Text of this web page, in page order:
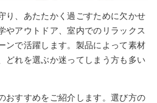
り、あたたかく過ごすために欠かせ
やアウトドア、室内でのリラックス
ンで活躍します。製品によって素材
どれを選ぶか迷ってしまう方も多い
おすすめをご紹介します。選び方の